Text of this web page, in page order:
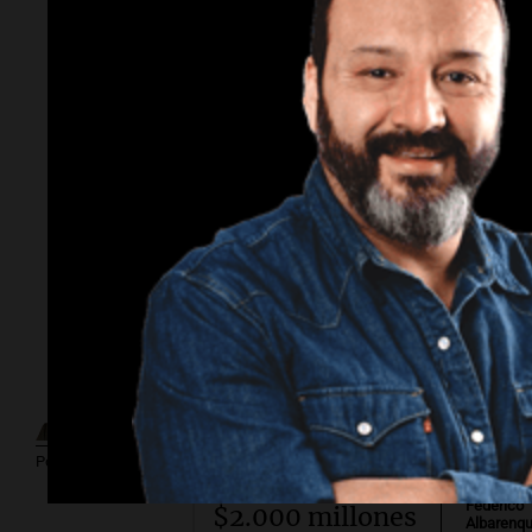
Por
Subasta
millonaria.
¿Cuánto cuesta
vincular para
Vinculación?
$2.000 millones
Por
Por
Por
Federico